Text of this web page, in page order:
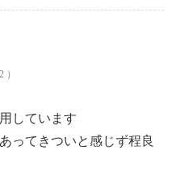
）
しています
ってきついと感じず程良